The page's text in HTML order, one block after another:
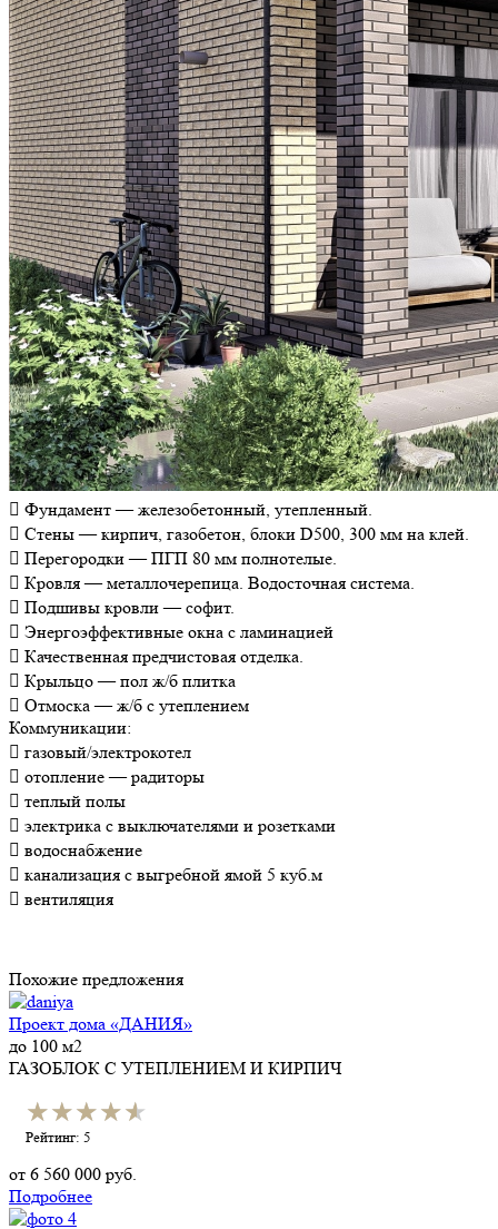
 Фундамент — железобетонный, утепленный.
 Стены — кирпич, газобетон, блоки D500, 300 мм на клей.
 Перегородки — ПГП 80 мм полнотелые.
 Кровля — металлочерепица. Водосточная система.
 Подшивы кровли — софит.
 Энергоэффективные окна с ламинацией
 Качественная предчистовая отделка.
 Крыльцо — пол ж/б плитка
 Отмоска — ж/б с утеплением
Коммуникации:
 газовый/электрокотел
 отопление — радиторы
 теплый полы
 электрика с выключателями и розетками
 водоснабжение
 канализация с выгребной ямой 5 куб.м
 вентиляция
Похожие предложения
Проект дома «ДАНИЯ»
до 100 м2
ГАЗОБЛОК С УТЕПЛЕНИЕМ И КИРПИЧ
★★★★★
★★★★★
Рейтинг: 5
от 6 560 000 руб.
Подробнее